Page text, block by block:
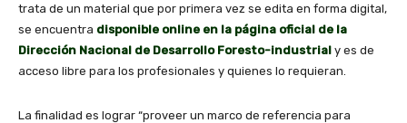
trata de un material que por primera vez se edita en forma digital,
se encuentra disponible online en la página oficial de la
Dirección Nacional de Desarrollo Foresto-industrial y es de
acceso libre para los profesionales y quienes lo requieran.
La finalidad es lograr “proveer un marco de referencia para